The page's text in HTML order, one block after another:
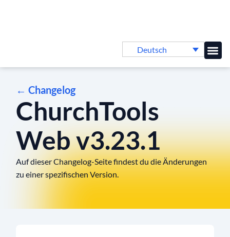
Deutsch
← Changelog
ChurchTools
Web v3.23.1
Auf dieser Changelog-Seite findest du die Änderungen
zu einer spezifischen Version.